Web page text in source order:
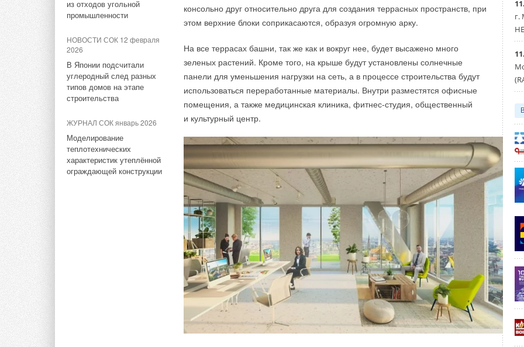
из отходов угольной
промышленности
НОВОСТИ СОК 12 февраля
2026
В Японии подсчитали
углеродный след разных
типов домов на этапе
строительства
ЖУРНАЛ СОК январь 2026
Моделирование
теплотехнических
характеристик утеплённой
ограждающей конструкции
консольно друг относительно друга для создания террасных пространств, при
этом верхние блоки соприкасаются, образуя огромную арку.
На все террасах башни, так же как и вокруг нее, будет высажено много
зеленых растений. Кроме того, на крыше будут установлены солнечные
панели для уменьшения нагрузки на сеть, а в процессе строительства будут
использоваться переработанные материалы. Внутри разместятся офисные
помещения, а также медицинская клиника, фитнес-студия, общественный
и культурный центр.
г.
компаний должен быть чёткий план мероприятий по снижению выбросов,
а у акционеров — финансовый стимул их выполнять. По аналогии
дивидендов до проведения модернизации и снижения выбросов », — отметила
она.
ИСТОЧНИК: ВЕДОМОСТИ
Уведомления отключены
Комментарии
В этой теме еще нет комментариев
Добавить комментарий
Ваш E-mail *